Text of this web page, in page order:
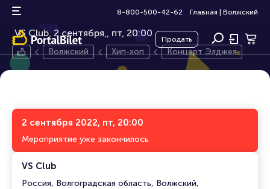
8-800-500-42-62 Главная Волжский
Продать
Концерт Элджея
VS Club, 2 сентября,
16+
пт, 20:00
Волжский Хип-хоп Концерт Элджея
2 сентября 2022, пт, 20:00
Мероприятие уже закончилось
VS Club
Россия, Волгоградская область, Волжский,